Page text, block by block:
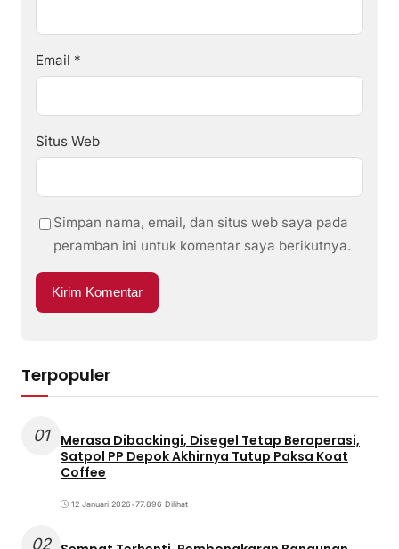
Email *
Situs Web
Simpan nama, email, dan situs web saya pada
peramban ini untuk komentar saya berikutnya.
Terpopuler
01
Merasa Dibackingi, Disegel Tetap Beroperasi,
Satpol PP Depok Akhirnya Tutup Paksa Koat
Coffee
12 Januari 2026•77.896 Dilihat
02